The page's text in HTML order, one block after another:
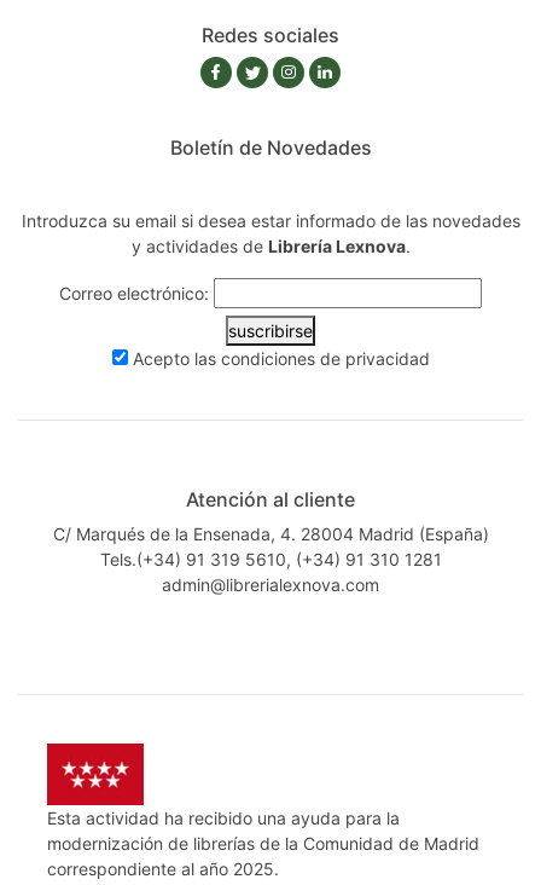
Redes sociales
Boletín de Novedades
Introduzca su email si desea estar informado de las novedades
y actividades de Librería Lexnova.
Correo electrónico:
suscribirse
Acepto las condiciones de privacidad
Atención al cliente
C/ Marqués de la Ensenada, 4. 28004 Madrid (España)
Tels.(+34) 91 319 5610, (+34) 91 310 1281
admin@librerialexnova.com
Esta actividad ha recibido una ayuda para la
modernización de librerías de la Comunidad de Madrid
correspondiente al año 2025.